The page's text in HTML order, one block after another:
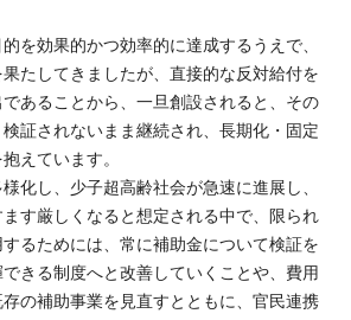
を効果的かつ効率的に達成するうえで、
たしてきましたが、直接的な反対給付を
あることから、一旦創設されると、その
証されないまま継続され、長期化・固定
えています。
化し、少子超高齢社会が急速に進展し、
す厳しくなると想定される中で、限られ
るためには、常に補助金について検証を
きる制度へと改善していくことや、費用
の補助事業を見直すとともに、官民連携